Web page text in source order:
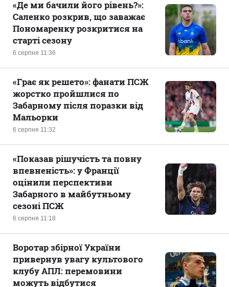
6 серпня 11:36
«Де ми бачили його рівень?»:
Саленко розкрив, що заважає
Пономаренку розкритися на
старті сезону
6 серпня 11:32
«Грає як решето»: фанати ПСЖ
жорстко пройшлися по
Забарному після поразки від
Мальорки
6 серпня 11:18
«Показав рішучість та повну
впевненість»: у Франції
оцінили перспективи
Забарного в майбутньому
сезоні ПСЖ
Воротар збірної України
привернув увагу культового
клубу АПЛ: перемовини
можуть відбутися